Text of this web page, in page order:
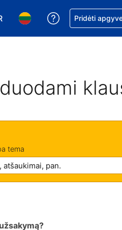
valiutą. Jūsų
Pasirinkite kalbą. Jūsų
Pagalba dėl
Pridėti
tema